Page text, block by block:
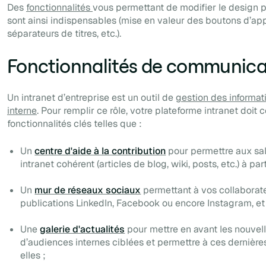
Des fonctionnalitésvous permettant de modifier le design
sont ainsi indispensables (mise en valeur des boutons
séparateurs de titres, etc.).
Fonctionnalités de
Un intranet d’entreprise est un outil degestion des
interne. Pour remplir ce rôle, votre plateforme intranet doit
fonctionnalités clés telles que :
Uncentre d'aide à la contribution pour permettre aux
intranet cohérent (articles de blog, wiki, posts, etc.) à
Un mur de réseaux sociaux permettant à vos
publications LinkedIn, Facebook ou encore Instagram,
Unegalerie d'actualités pour mettre en avant les
d’audiences internes ciblées et permettre à ces
elles ;